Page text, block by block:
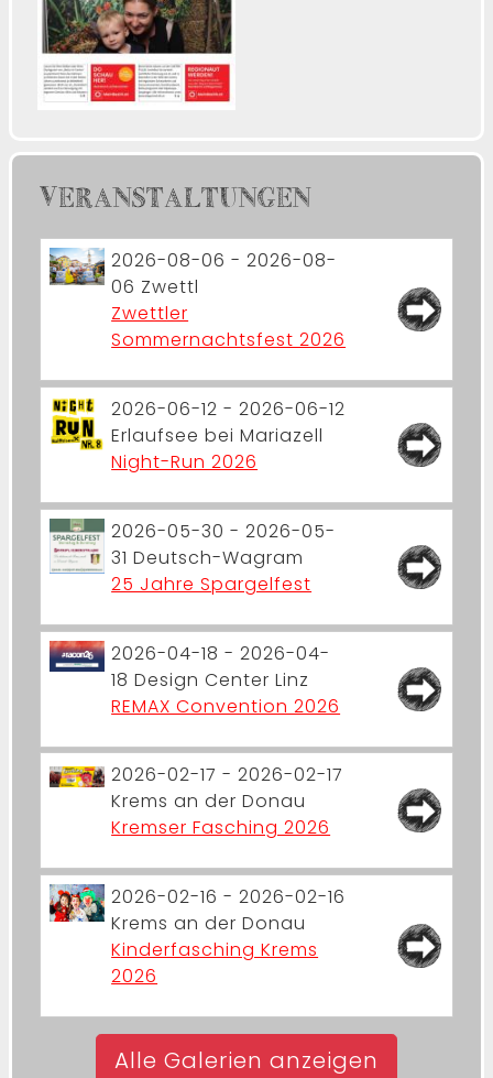
VERANSTALTUNGEN
2026-08-06 - 2026-08-
06 Zwettl
Zwettler
Sommernachtsfest 2026
2026-06-12 - 2026-06-12
Erlaufsee bei Mariazell
Night-Run 2026
2026-05-30 - 2026-05-
31 Deutsch-Wagram
25 Jahre Spargelfest
2026-04-18 - 2026-04-
18 Design Center Linz
REMAX Convention 2026
2026-02-17 - 2026-02-17
Krems an der Donau
Kremser Fasching 2026
2026-02-16 - 2026-02-16
Krems an der Donau
Kinderfasching Krems
2026
Alle Galerien anzeigen